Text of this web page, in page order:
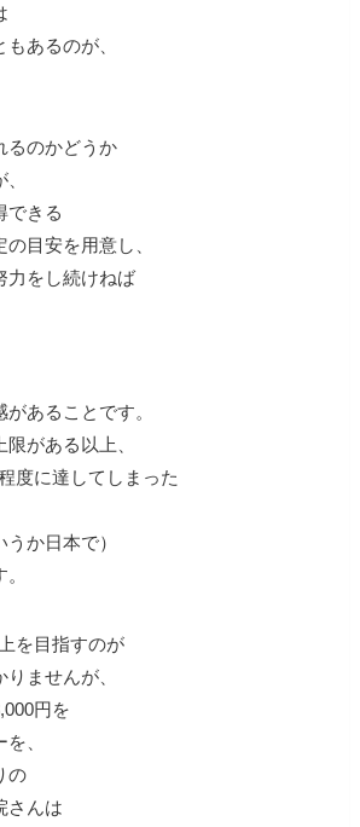
あるのが、
るのかどうか
できる
目安を用意し、
力をし続けねば
あることです。
がある以上、
度に達してしまった
か日本で）
を目指すのが
ませんが、
円を
、
の
さんは